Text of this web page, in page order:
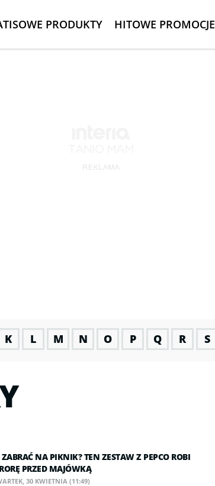
PRODUKTY HITOWE PROMOCJE
K L M N O P Q R S
ZABRAĆ NA PIKNIK? TEN ZESTAW Z PEPCO ROBI
PRZED MAJÓWKĄ
30 KWIETNIA (11:49)